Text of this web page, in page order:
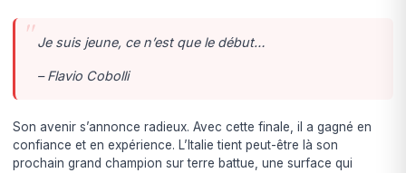
Je suis jeune, ce n’est que le début…
– Flavio Cobolli
Son avenir s’annonce radieux. Avec cette finale, il a gagné en
confiance et en expérience. L’Italie tient peut-être là son
prochain grand champion sur terre battue, une surface qui